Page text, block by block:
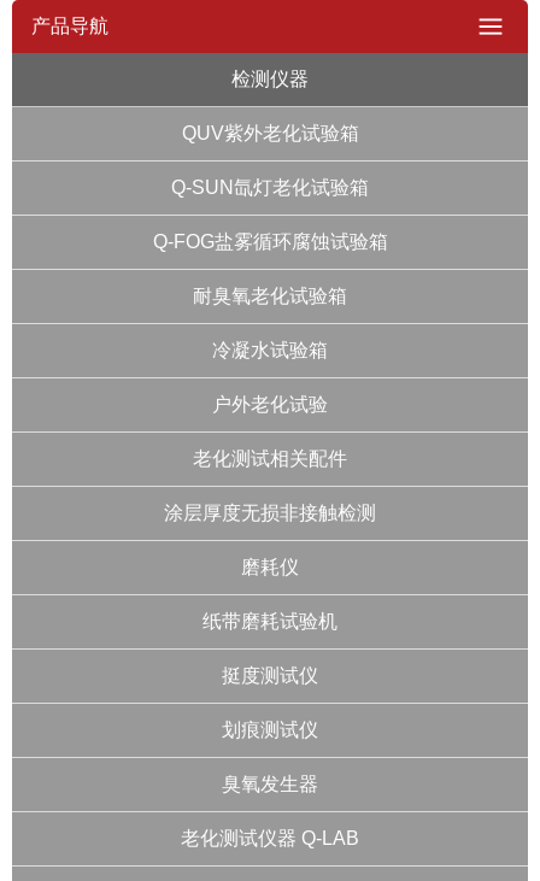
产品导航
检测仪器
QUV紫外老化试验箱
Q-SUN氙灯老化试验箱
Q-FOG盐雾循环腐蚀试验箱
耐臭氧老化试验箱
冷凝水试验箱
户外老化试验
老化测试相关配件
涂层厚度无损非接触检测
磨耗仪
纸带磨耗试验机
挺度测试仪
划痕测试仪
臭氧发生器
老化测试仪器 Q-LAB